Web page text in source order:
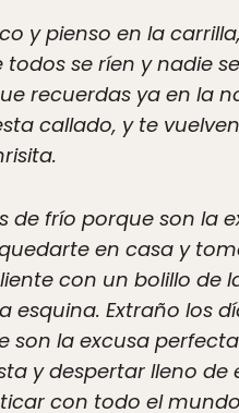
y pienso en la
se ríen y nadie
recuerdas ya en la
callado, y te
de frío porque son la
en casa y
con un bolillo de
esquina. Extraño los
son la excusa
y despertar lleno de
con todo el